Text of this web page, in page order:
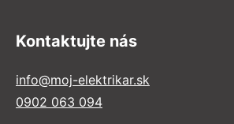
Kontaktujte nás
info@moj-elektrikar.sk
0902 063 094